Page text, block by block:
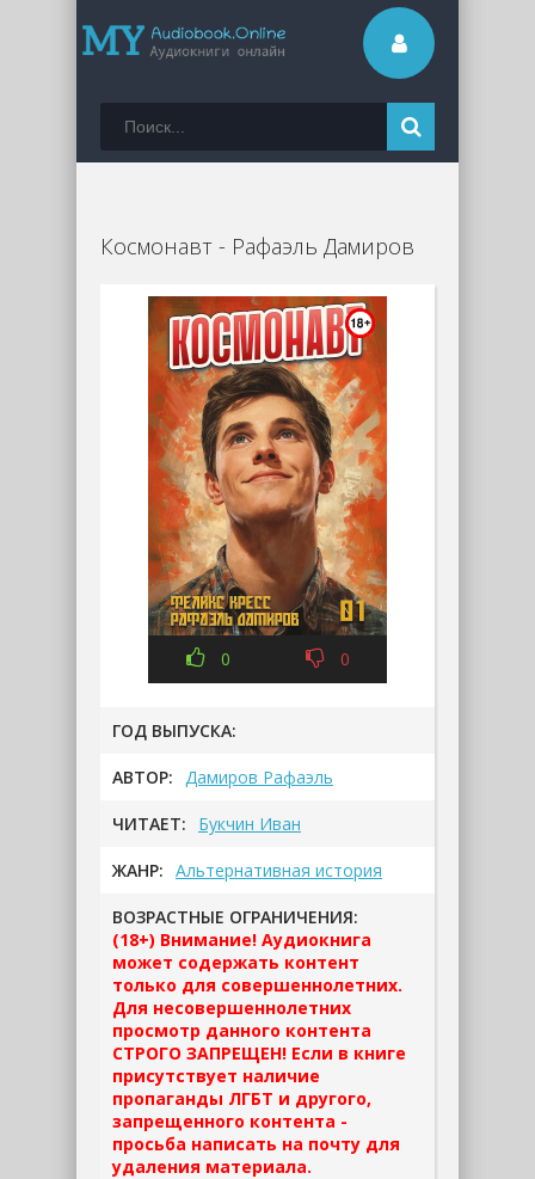
Космонавт - Рафаэль Дамиров
0 0
ГОД ВЫПУСКА:
АВТОР: Дамиров Рафаэль
ЧИТАЕТ: Букчин Иван
ЖАНР: Альтернативная история
ВОЗРАСТНЫЕ ОГРАНИЧЕНИЯ:
(18+) Внимание! Аудиокнига
может содержать контент
только для совершеннолетних.
Для несовершеннолетних
просмотр данного контента
СТРОГО ЗАПРЕЩЕН! Если в книге
присутствует наличие
пропаганды ЛГБТ и другого,
запрещенного контента -
просьба написать на почту для
удаления материала.